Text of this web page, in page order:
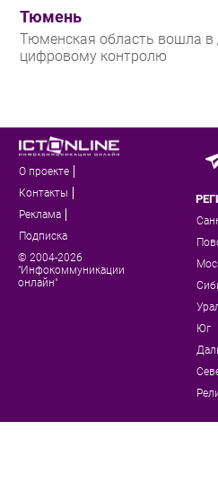
Тюмень
Тюменская область вошла в
цифровому контролю
О проекте
Контакты
Реклама
Подписка
© 2004-2026
"Инфокоммуникации
онлайн"
Юг